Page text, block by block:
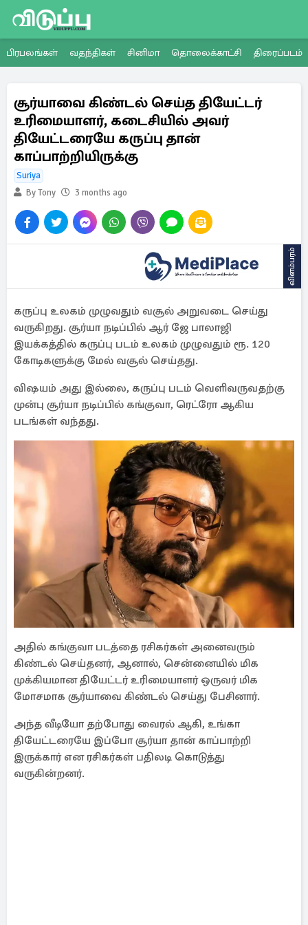
பிரபலங்கள் வதந்திகள் சினிமா தொலைக்காட்சி திரைப்படம்
சூர்யாவை கிண்டல் செய்த தியேட்டர்
உரிமையாளர், கடைசியில் அவர்
தியேட்டரையே கருப்பு தான்
காப்பாற்றியிருக்கு
Suriya
By Tony
3 months ago
விளம்பரம்
கருப்பு உலகம் முழுவதும் வசூல் அறுவடை செய்து
வருகிறது. சூர்யா நடிப்பில் ஆர் ஜே பாலாஜி
இயக்கத்தில் கருப்பு படம் உலகம் முழுவதும் ரூ. 120
கோடிகளுக்கு மேல் வசூல் செய்தது.
விஷயம் அது இல்லை, கருப்பு படம் வெளிவருவதற்கு
முன்பு சூர்யா நடிப்பில் கங்குவா, ரெட்ரோ ஆகிய
படங்கள் வந்தது.
அதில் கங்குவா படத்தை ரசிகர்கள் அனைவரும்
கிண்டல் செய்தனர், ஆனால், சென்னையில் மிக
முக்கியமான தியேட்டர் உரிமையாளர் ஒருவர் மிக
மோசமாக சூர்யாவை கிண்டல் செய்து பேசினார்.
அந்த வீடியோ தற்போது வைரல் ஆகி, உங்கா
தியேட்டரையே இப்போ சூர்யா தான் காப்பாற்றி
இருக்கார் என ரசிகர்கள் பதிலடி கொடுத்து
வருகின்றனர்.